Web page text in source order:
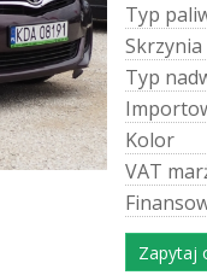
Typ pali
Skrzynia
Typ nad
Importo
Kolor
VAT mar
Finanso
Zapytaj